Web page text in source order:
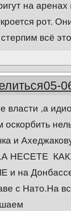
на
рот.
всё
05-
власти ,а
оскорбить
и
НЕСЕТЕ
и на
с Нато.На